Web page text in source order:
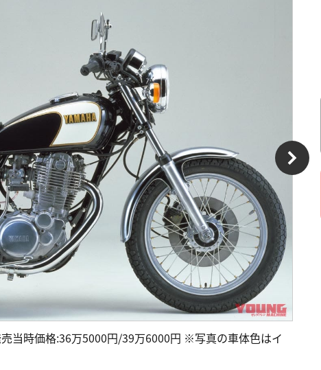
当時価格:36万5000円/39万6000円 ※写真の車体色はイ